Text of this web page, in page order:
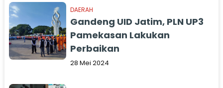
DAERAH
Gandeng UID Jatim, PLN UP3
Pamekasan Lakukan
Perbaikan
28 Mei 2024